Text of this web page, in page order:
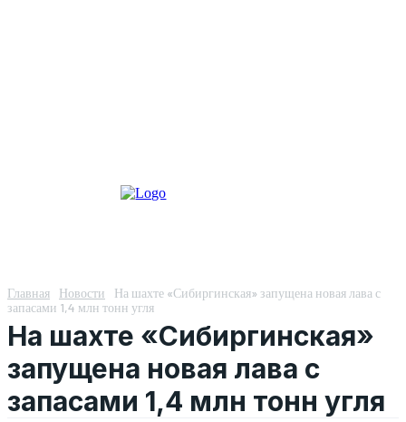
Главная Новости
На шахте «Сибиргинская» запущена новая лава с
запасами 1,4 млн тонн угля
На шахте «Сибиргинская»
запущена новая лава с
запасами 1,4 млн тонн угля